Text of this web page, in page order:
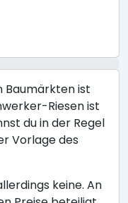
Baumärkten ist
Riesen ist
du in der Regel
Vorlage des
keine. An